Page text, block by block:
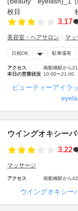
3.17
美容室・ヘアサロン マッ
日祝OK 駐車場有
アクセス
南船橋駅から
本日の営業状況 10:00〜21:00
ビューティーアイラ
ウイングオキシー
3.22
マッサージ
アクセス 南船橋駅から
ウイングオキシー